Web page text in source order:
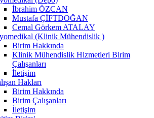
İbrahim ÖZCAN
Mustafa ÇİFTDOĞAN
Cemal Görkem ATALAY
(Klinik Mühendislik )
Birim Hakkında
Klinik Mühendislik Hizmetleri Birim
Çalışanları
İletişim
Hakları
Birim Hakkında
Birim Çalışanları
İletişim